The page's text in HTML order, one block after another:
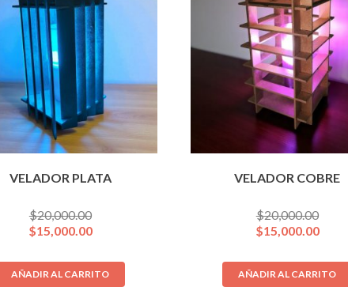
VELADOR PLATA
$20,000.00
$15,000.00
AÑADIR AL CARRITO
VELADOR COBRE
$20,000.00
$15,000.00
AÑADIR AL CARRITO